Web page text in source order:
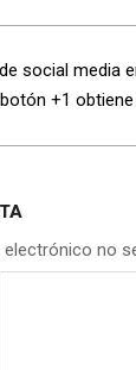
social media
botón +1
no